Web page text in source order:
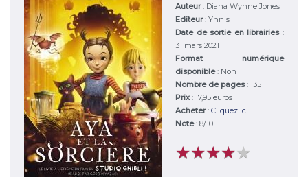
Auteur: Diana Wynne Jones
Editeur: Ynnis
Date de sortie en librairies :
31 mars 2021
Format numérique
disponible: Non
Nombre de pages: 135
Prix: 17,95 euros
Acheter: Cliquez ici
Note: 8/10
★★★★★
★★★★★